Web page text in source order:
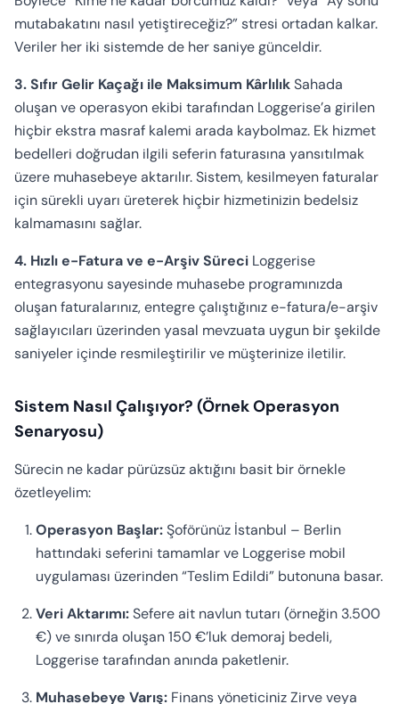
mutabakatını nasıl yetiştireceğiz?” stresi ortadan kalkar.
Veriler her iki sistemde de her saniye günceldir.
3. Sıfır Gelir Kaçağı ile Maksimum KârlılıkSahada
oluşan ve operasyon ekibi tarafından Loggerise’a girilen
hiçbir ekstra masraf kalemi arada kaybolmaz. Ek hizmet
bedelleri doğrudan ilgili seferin faturasına yansıtılmak
üzere muhasebeye aktarılır. Sistem, kesilmeyen faturalar
için sürekli uyarı üreterek hiçbir hizmetinizin bedelsiz
kalmamasını sağlar.
4. Hızlı e-Fatura ve e-Arşiv Süreci Loggerise
entegrasyonu sayesinde muhasebe programınızda
oluşan faturalarınız, entegre çalıştığınız e-fatura/e-arşiv
sağlayıcıları üzerinden yasal mevzuata uygun bir şekilde
saniyeler içinde resmileştirilir ve müşterinize iletilir.
Sistem Nasıl Çalışıyor? (Örnek Operasyon
Senaryosu)
Sürecin ne kadar pürüzsüz aktığını basit bir örnekle
özetleyelim:
Operasyon Başlar:Şoförünüz İstanbul – Berlin
hattındaki seferini tamamlar ve Loggerise mobil
uygulaması üzerinden “Teslim Edildi” butonuna basar.
Veri Aktarımı:Sefere ait navlun tutarı (örneğin 3.500
€) ve sınırda oluşan 150 €’luk demoraj bedeli,
Loggerise tarafından anında paketlenir.
Muhasebeye Varış: Finans yöneticiniz Zirve veya